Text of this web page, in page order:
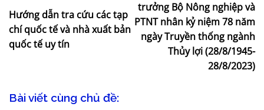
Hướng dẫn tra cứu các tạp
chí quốc tế và nhà xuất bản
quốc tế uy tín
trưởng Bộ Nông nghiệp và
PTNT nhân kỷ niệm 78 năm
ngày Truyền thống ngành
Thủy lợi (28/8/1945-
28/8/2023)
Bài viết cùng chủ đề: